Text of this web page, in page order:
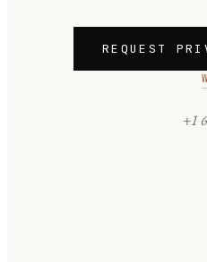
REQUEST
+1